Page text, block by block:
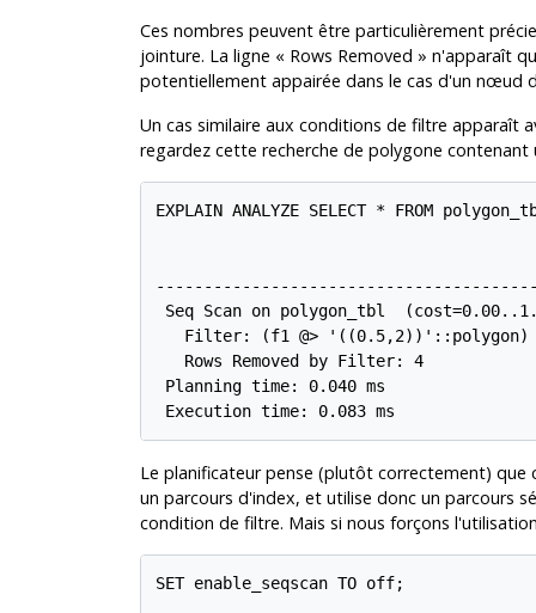
Ces nombres peuvent être particulièrement
jointure. La ligne « Rows Removed » n'apparaît
potentiellement appairée dans le cas d'un nœud
Un cas similaire aux conditions de filtre apparaît
regardez cette recherche de polygone contenant
EXPLAIN ANALYZE SELECT * FROM
Seq Scan on polygon_tbl
   Filter: (f1 @> '((0.5,2))'::polygon)
   Rows Removed by Filter: 4
Planning time: 0.040 ms
Execution time: 0.083 ms
Le planificateur pense (plutôt correctement)
un parcours d'index, et utilise donc un parcours
condition de filtre. Mais si nous forçons
SET enable_seqscan TO off;